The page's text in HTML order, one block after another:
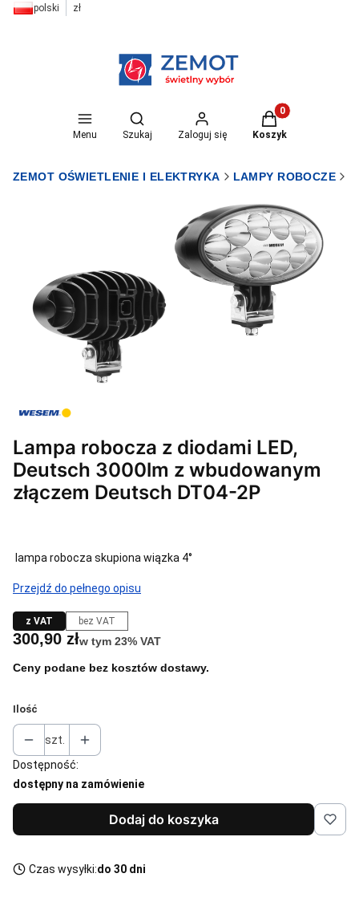
polski zł
Menu
Otwórz wyszukiwarkę
Szukaj Zaloguj się
Produkty w
Koszyk
ZEMOT OŚWIETLENIE I ELEKTRYKA LAMPY ROBOCZE
Lampa robocza z diodami LED,
Deutsch 3000lm z wbudowanym
złączem Deutsch DT04-2P
lampa robocza skupiona wiązka 4°
Przejdź do pełnego opisu
z VAT bez VAT
Cena
300,90 złw tym 23% VAT
w tym 23% VAT
Ceny podane bez kosztów dostawy.
Ilość
szt.
Dostępność:
dostępny na zamówienie
Dodaj do koszyka
Czas wysyłki:do 30 dni